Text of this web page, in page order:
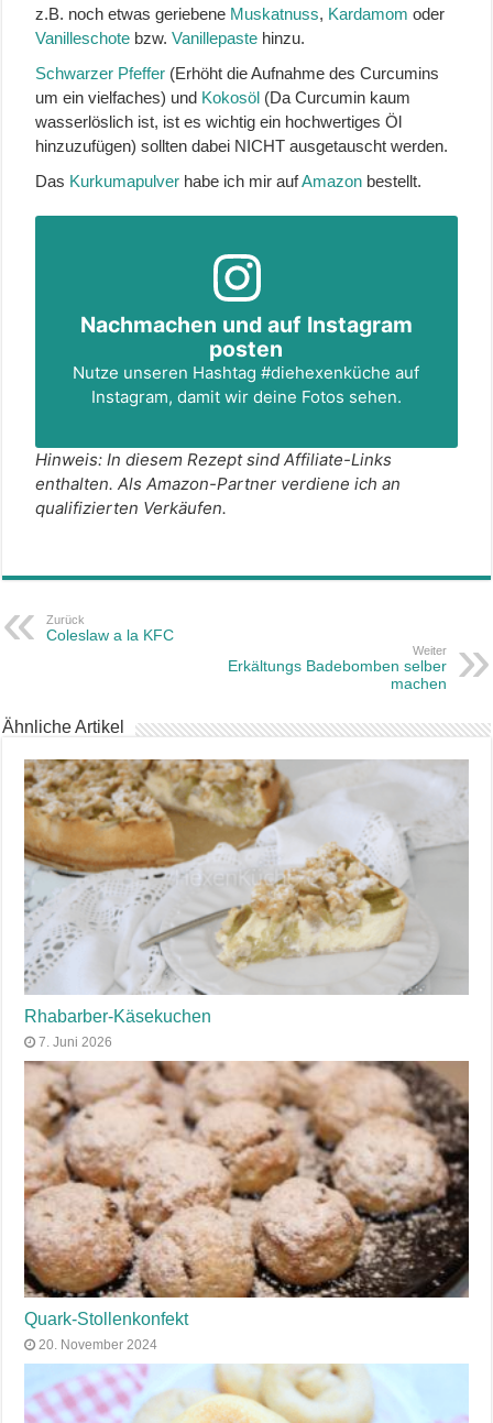
z.B. noch etwas geriebene Muskatnuss, Kardamom oder
Vanilleschote bzw.Vanillepaste hinzu.
Schwarzer Pfeffer (Erhöht die Aufnahme des Curcumins
um ein vielfaches) und Kokosöl (Da Curcumin kaum
wasserlöslich ist, ist es wichtig ein hochwertiges Öl
hinzuzufügen) sollten dabei NICHT ausgetauscht werden.
Das Kurkumapulver habe ich mir aufAmazon bestellt.
Nachmachen und auf Instagram
posten
Nutze unseren Hashtag#diehexenküche auf
Instagram, damit wir deine Fotos sehen.
Hinweis: In diesem Rezept sind Affiliate-Links
enthalten. Als Amazon-Partner verdiene ich an
qualifizierten Verkäufen.
Zurück
Coleslaw a la KFC
Weiter
Erkältungs Badebomben selber
machen
Ähnliche Artikel
Rhabarber-Käsekuchen
7. Juni 2026
Quark-Stollenkonfekt
20. November 2024